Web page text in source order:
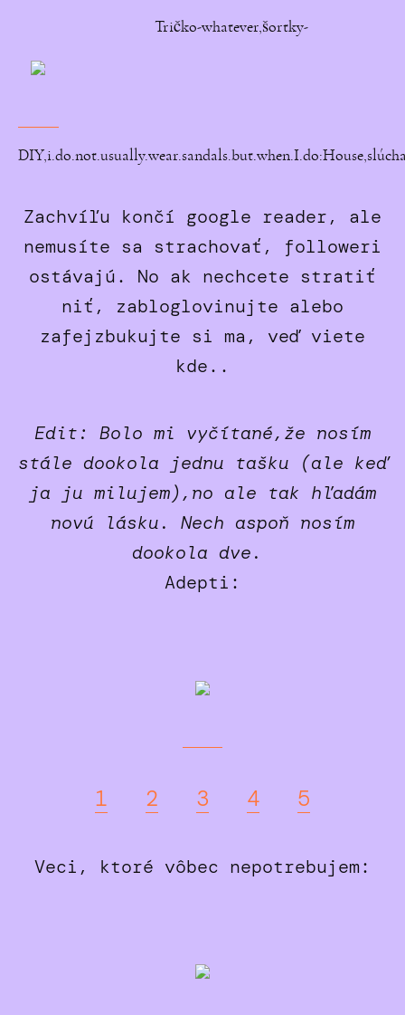
Tričko-whatever,šortky-
Zachvíľu končí google reader, ale
nemusíte sa strachovať, followeri
ostávajú. No ak nechcete stratiť
niť, zabloglovinujte alebo
zafejzbukujte si ma, veď viete
kde..
Edit: Bolo mi vyčítané,že nosím
stále dookola jednu tašku (ale keď
ja ju milujem),no ale tak hľadám
novú lásku. Nech aspoň nosím
dookola dve.
Adepti:
1 2 3 4 5
Veci, ktoré vôbec nepotrebujem: